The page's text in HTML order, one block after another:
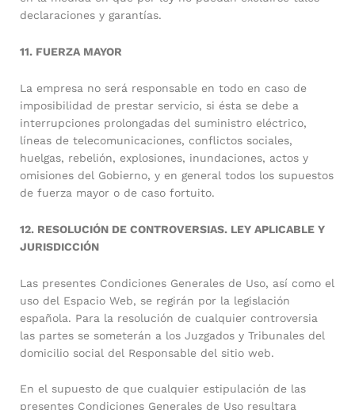
declaraciones y garantías.
11. FUERZA MAYOR
La empresa no será responsable en todo en caso de
imposibilidad de prestar servicio, si ésta se debe a
interrupciones prolongadas del suministro eléctrico,
líneas de telecomunicaciones, conflictos sociales,
huelgas, rebelión, explosiones, inundaciones, actos y
omisiones del Gobierno, y en general todos los supuestos
de fuerza mayor o de caso fortuito.
12. RESOLUCIÓN DE CONTROVERSIAS. LEY APLICABLE Y
JURISDICCIÓN
Las presentes Condiciones Generales de Uso, así como el
uso del Espacio Web, se regirán por la legislación
española. Para la resolución de cualquier controversia
las partes se someterán a los Juzgados y Tribunales del
domicilio social del Responsable del sitio web.
En el supuesto de que cualquier estipulación de las
presentes Condiciones Generales de Uso resultara